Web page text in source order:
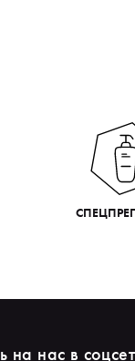
на нас в